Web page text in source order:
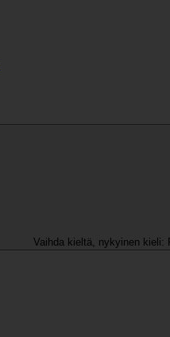
Vaihda kieltä, nykyinen kieli: